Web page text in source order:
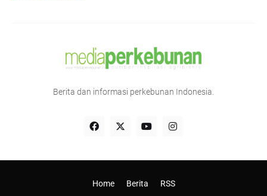
Berita dan informasi perkebunan Indonesia.
Home Berita RSS